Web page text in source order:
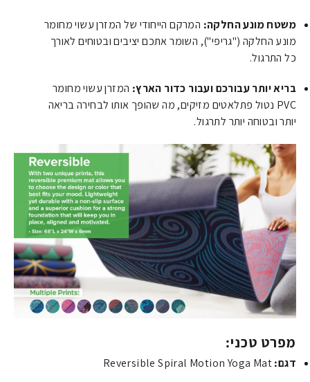
משטח מונע החלקה: המרקם הייחודי של המזרן עשוי מחומר
מונע החלקה ("גריפי"), השומר אתכם יציבים ובטוחים לאורך
כל התרגול.
בריא יותר עבורכם ועבור כדור הארץ: המזרן עשוי מחומר
PVC נטול פתלאטים מזיקים, מה שהופך אותו לבחירה בריאה
יותר ובטוחה יותר לתרגול.
מפרט טכני:
דגם:Reversible Spiral Motion Yoga Mat